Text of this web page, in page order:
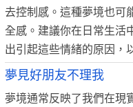
去控制感。這種夢境也可
全感。建議你在日常生活
出引起這些情緒的原因，
夢見好朋友不理我
夢境通常反映了我們在現